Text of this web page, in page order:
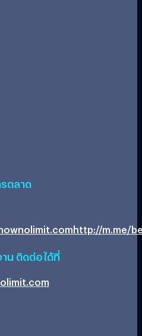
ตลาด
http://m.me/
น ติดต่อได้ที่